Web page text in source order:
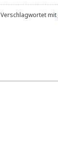
Verschlagwortet mit